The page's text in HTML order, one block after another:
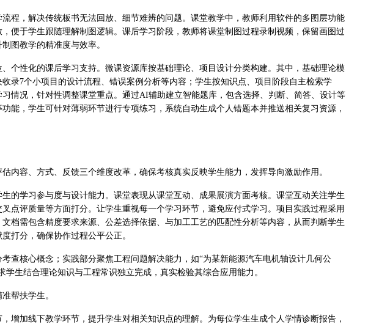
程，解决传统板书无法回放、细节难辨的问题。课堂教学中，教师利用软件的多图层功能
便于学生跟随理解制图逻辑。课后学习阶段，教师将课堂制图过程录制视频，保留画图过
图教学的精准度与效率。
个性化的课后学习支持。微课资源库按基础理论、项目设计分类构建。其中，基础理论模
录7个小项目的设计流程、错误案例分析等内容；学生按知识点、项目阶段自主检索学
情况，针对性调整课堂重点。通过AI辅助建立智能题库，包含选择、判断、简答、设计等
能，学生可针对薄弱环节进行专项练习，系统自动生成个人错题本并推送相关复习资源，
内容、方式、反馈三个维度改革，确保考核真实反映学生能力，发挥导向激励作用。
的学习参与度与设计能力。课堂表现从课堂互动、成果展演方面考核。课堂互动关注学生
点评质量等方面打分。让学生重视每一个学习环节，避免应付式学习。项目实践过程采用
档需包含精度要求来源、公差选择依据、与加工工艺的匹配性分析等内容，从而判断学生
打分，确保协作过程公平公正。
查核心概念；实践部分聚焦工程问题解决能力，如“为某新能源汽车电机轴设计几何公
生结合理论知识与工程常识独立完成，真实检验其综合应用能力。
帮扶学生。
增加线下教学环节，提升学生对相关知识点的理解。为每位学生生成个人学情诊断报告，